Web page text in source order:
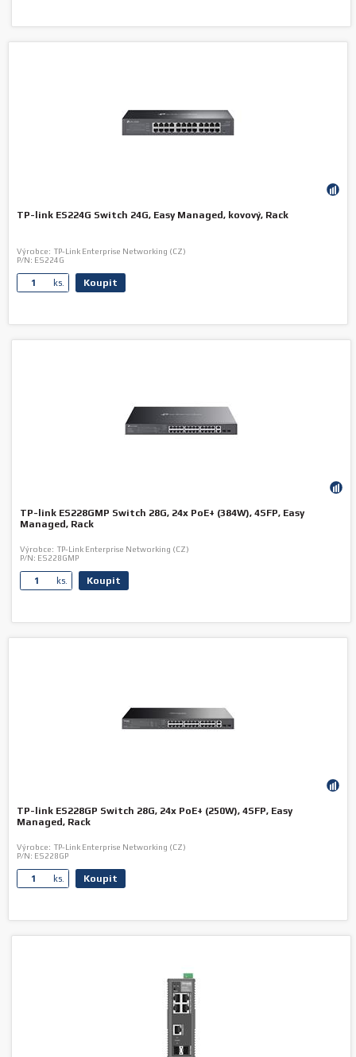
TP-link ES224G Switch 24G, Easy Managed, kovový, Rack
Výrobce: TP-Link Enterprise Networking (CZ)
P/N: ES224G
ks. Koupit
TP-link ES228GMP Switch 28G, 24x PoE+ (384W), 4SFP, Easy
Managed, Rack
Výrobce: TP-Link Enterprise Networking (CZ)
P/N: ES228GMP
ks. Koupit
TP-link ES228GP Switch 28G, 24x PoE+ (250W), 4SFP, Easy
Managed, Rack
Výrobce: TP-Link Enterprise Networking (CZ)
P/N: ES228GP
ks. Koupit